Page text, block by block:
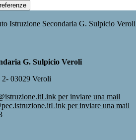
Istruzione Secondaria G. Sulpicio Veroli
G. Sulpicio Veroli
2- 03029 Veroli
Link per inviare una mail
Link per inviare una mail